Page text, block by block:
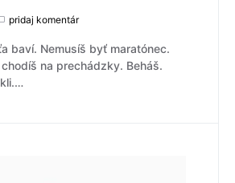
pridaj komentár
baví. Nemusíš byť maratónec.
na prechádzky. Beháš.